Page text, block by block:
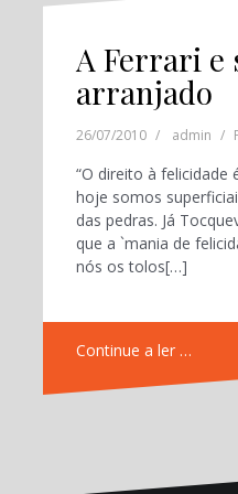
A Ferrari e
arranjado
26/07/2010 admin
“O direito à felicidade
hoje somos
das pedras. Já
que a `mania de
nós os tolos[…]
Continue a ler …